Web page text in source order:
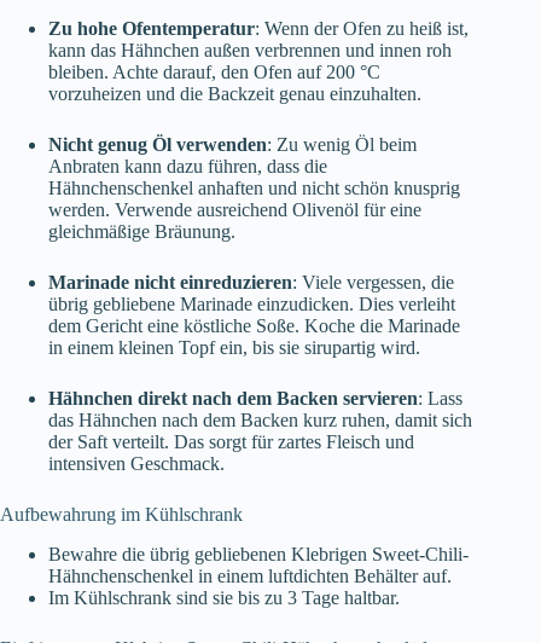
Zu hohe Ofentemperatur: Wenn der Ofen zu heiß ist,
kann das Hähnchen außen verbrennen und innen roh
bleiben. Achte darauf, den Ofen auf 200 °C
vorzuheizen und die Backzeit genau einzuhalten.
Nicht genug Öl verwenden: Zu wenig Öl beim
Anbraten kann dazu führen, dass die
Hähnchenschenkel anhaften und nicht schön knusprig
werden. Verwende ausreichend Olivenöl für eine
gleichmäßige Bräunung.
Marinade nicht einreduzieren: Viele vergessen, die
übrig gebliebene Marinade einzudicken. Dies verleiht
dem Gericht eine köstliche Soße. Koche die Marinade
in einem kleinen Topf ein, bis sie sirupartig wird.
Hähnchen direkt nach dem Backen servieren: Lass
das Hähnchen nach dem Backen kurz ruhen, damit sich
der Saft verteilt. Das sorgt für zartes Fleisch und
intensiven Geschmack.
Aufbewahrung im Kühlschrank
Bewahre die übrig gebliebenen Klebrigen Sweet-Chili-
Hähnchenschenkel in einem luftdichten Behälter auf.
Im Kühlschrank sind sie bis zu 3 Tage haltbar.